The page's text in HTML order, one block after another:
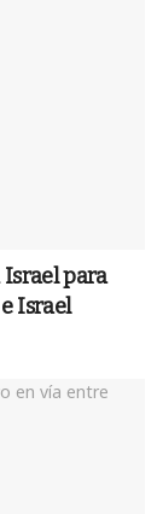
Israel para
Israel